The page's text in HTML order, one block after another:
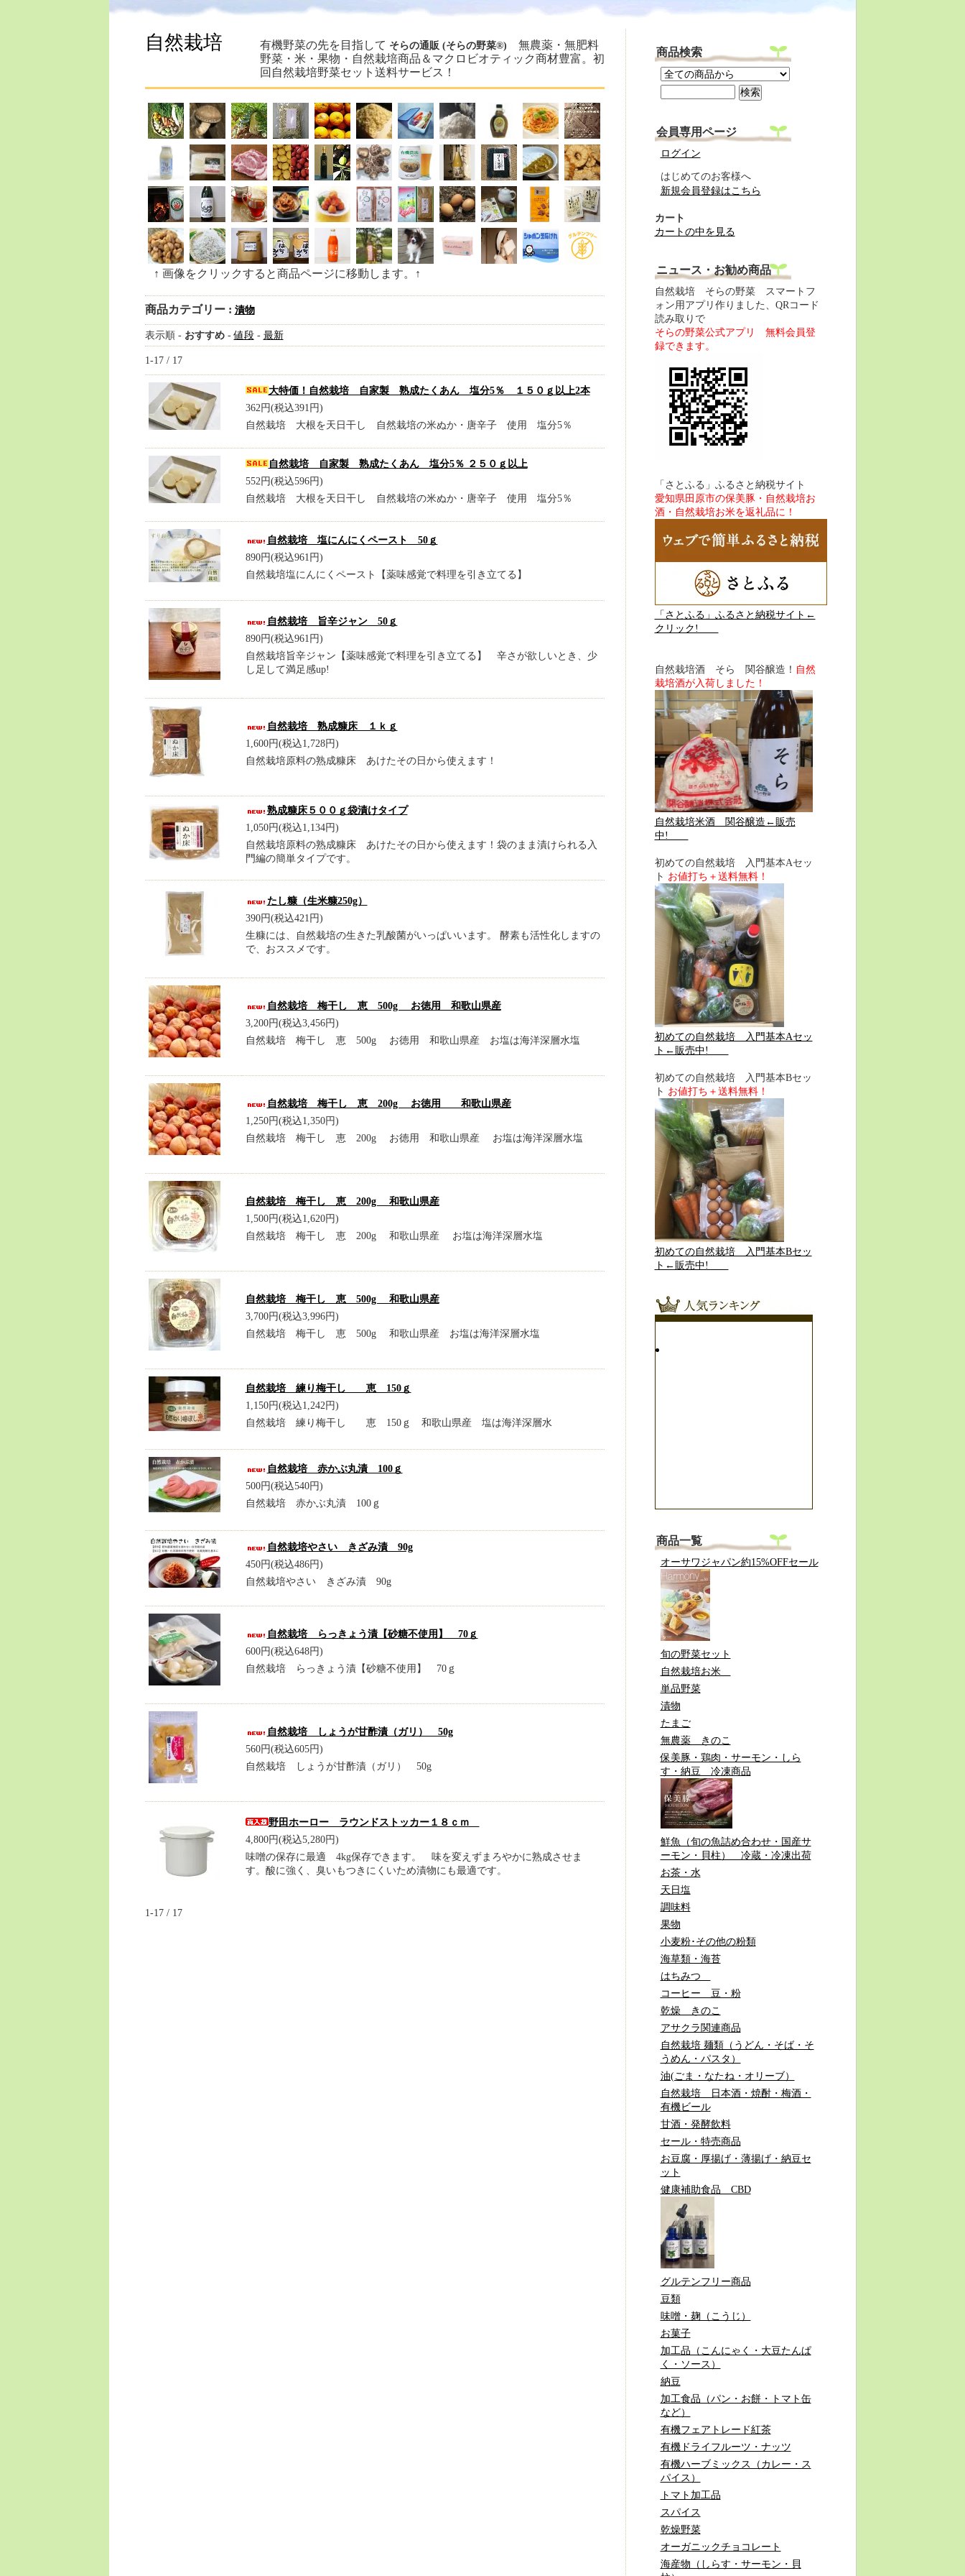
自然栽培 有機野菜の先を目指して そらの通販 (そらの野菜®)
無農薬・無肥料
野菜・米・果物・自然栽培商品＆マクロビオティック商材豊富。初
回自然栽培野菜セット送料サービス！
↑ 画像をクリックすると商品ページに移動します。↑
商品カテゴリー : 漬物
表示順 - おすすめ-値段- 最新
1-17 / 17
大特価！自然栽培 自家製 熟成たくあん 塩分5％ １５０ｇ以上2本
362円(税込391円)
自然栽培 大根を天日干し 自然栽培の米ぬか・唐辛子 使用 塩分5％
自然栽培 自家製 熟成たくあん 塩分5％ ２５０ｇ以上
552円(税込596円)
自然栽培 大根を天日干し 自然栽培の米ぬか・唐辛子 使用 塩分5％
自然栽培 塩にんにくペースト 50ｇ
890円(税込961円)
自然栽培塩にんにくペースト【薬味感覚で料理を引き立てる】
自然栽培 旨辛ジャン 50ｇ
890円(税込961円)
自然栽培旨辛ジャン【薬味感覚で料理を引き立てる】 辛さが欲しいとき、少
し足して満足感up!
自然栽培 熟成糠床 １ｋｇ
1,600円(税込1,728円)
自然栽培原料の熟成糠床 あけたその日から使えます！
熟成糠床５００ｇ袋漬けタイプ
1,050円(税込1,134円)
自然栽培原料の熟成糠床 あけたその日から使えます！袋のまま漬けられる入
門編の簡単タイプです。
たし糠（生米糠250g）
390円(税込421円)
生糠には、自然栽培の生きた乳酸菌がいっぱいいます。 酵素も活性化しますの
で、おススメです。
自然栽培 梅干し 恵 500g お徳用 和歌山県産
3,200円(税込3,456円)
自然栽培 梅干し 恵 500g お徳用 和歌山県産 お塩は海洋深層水塩
自然栽培 梅干し 恵 200g お徳用 和歌山県産
1,250円(税込1,350円)
自然栽培 梅干し 恵 200g お徳用 和歌山県産 お塩は海洋深層水塩
自然栽培 梅干し 恵 200g 和歌山県産
1,500円(税込1,620円)
自然栽培 梅干し 恵 200g 和歌山県産 お塩は海洋深層水塩
自然栽培 梅干し 恵 500g 和歌山県産
3,700円(税込3,996円)
自然栽培 梅干し 恵 500g 和歌山県産 お塩は海洋深層水塩
自然栽培 練り梅干し 恵 150ｇ
1,150円(税込1,242円)
自然栽培 練り梅干し 恵 150ｇ 和歌山県産 塩は海洋深層水
自然栽培 赤かぶ丸漬 100ｇ
500円(税込540円)
自然栽培 赤かぶ丸漬 100ｇ
自然栽培やさい きざみ漬 90g
450円(税込486円)
自然栽培やさい きざみ漬 90g
自然栽培 らっきょう漬【砂糖不使用】 70ｇ
600円(税込648円)
自然栽培 らっきょう漬【砂糖不使用】 70ｇ
自然栽培 しょうが甘酢漬（ガリ） 50g
560円(税込605円)
自然栽培 しょうが甘酢漬（ガリ） 50g
野田ホーロー ラウンドストッカー１８ｃｍ
4,800円(税込5,280円)
味噌の保存に最適 4kg保存できます。 味を変えずまろやかに熟成させま
す。酸に強く、臭いもつきにくいため漬物にも最適です。
1-17 / 17
商品検索
会員専用ページ
ログイン
はじめてのお客様へ
新規会員登録はこちら
カート
カートの中を見る
ニュース・お勧め商品
自然栽培 そらの野菜 スマートフ
ォン用アプリ作りました、QRコード
読み取りで
そらの野菜公式アプリ 無料会員登
録できます。
「さとふる」ふるさと納税サイト
愛知県田原市の保美豚・自然栽培お
酒・自然栽培お米を返礼品に！
「さとふる」ふるさと納税サイト←
クリック!
自然栽培酒 そら 関谷醸造！ 自然
栽培酒が入荷しました！
自然栽培米酒 関谷醸造←販売
中!
初めての自然栽培 入門基本Aセッ
ト お値打ち＋送料無料！
初めての自然栽培 入門基本Aセッ
ト←販売中!
初めての自然栽培 入門基本Bセッ
ト お値打ち＋送料無料！
初めての自然栽培 入門基本Bセッ
ト←販売中!
商品一覧
オーサワジャパン約15%OFFセール
旬の野菜セット
自然栽培お米
単品野菜
漬物
たまご
無農薬 きのこ
保美豚・鶏肉・サーモン・しら
す・納豆 冷凍商品
鮮魚（旬の魚詰め合わせ・国産サ
ーモン・貝柱） 冷蔵・冷凍出荷
お茶・水
天日塩
調味料
果物
小麦粉･その他の粉類
海草類・海苔
はちみつ
コーヒー 豆・粉
乾燥 きのこ
アサクラ関連商品
自然栽培 麺類（うどん・そば・そ
うめん・パスタ）
油(ごま・なたね・オリーブ）
自然栽培 日本酒・焼酎・梅酒・
有機ビール
甘酒・発酵飲料
セール・特売商品
お豆腐・厚揚げ・薄揚げ・納豆セ
ット
健康補助食品 CBD
グルテンフリー商品
豆類
味噌・麹（こうじ）
お菓子
加工品（こんにゃく・大豆たんぱ
く・ソース）
納豆
加工食品（パン・お餅・トマト缶
など）
有機フェアトレード紅茶
有機ドライフルーツ・ナッツ
有機ハーブミックス（カレー・ス
パイス）
トマト加工品
スパイス
乾燥野菜
オーガニックチョコレート
海産物（しらす・サーモン・貝